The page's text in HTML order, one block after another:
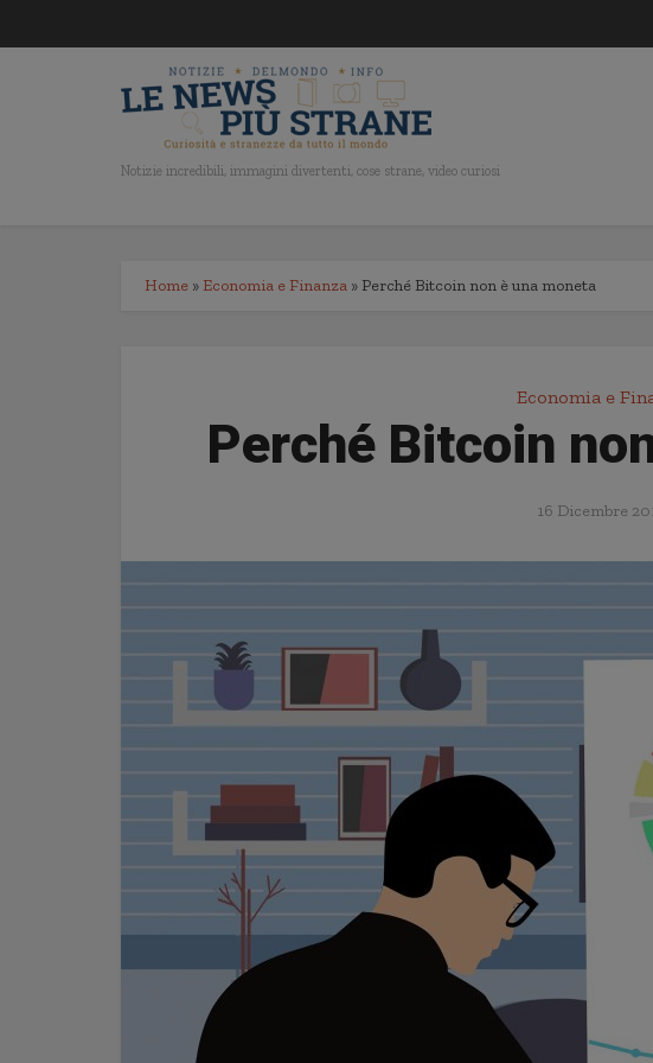
Notizie incredibili, immagini divertenti, cose strane, video curiosi
Home » Economia e Finanza » Perché Bitcoin non è una moneta
Economia e
Perché Bitcoin
16 Dicembre